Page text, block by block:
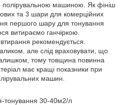
машиною. Як фініш
та 3 шари для комерційних
першого шару для тонування
витираємо ганчіркою.
рекомендується.
але слід враховувати, що
тому товщина повинна
має кращі показники при
машин.
тонування 30-40м2/л